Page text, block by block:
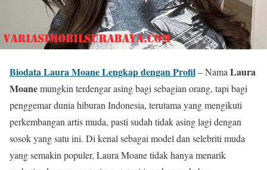
Biodata Laura Moane Lengkap dengan Profil– Nama Laura
Moanemungkin terdengar asing bagi sebagian orang, tapi bagi
penggemar dunia hiburan Indonesia, terutama yang mengikuti
perkembangan artis muda, pasti sudah tidak asing lagi dengan
sosok yang satu ini. Di kenal sebagai model dan selebriti muda
yang semakin populer, Laura Moane tidak hanya menarik